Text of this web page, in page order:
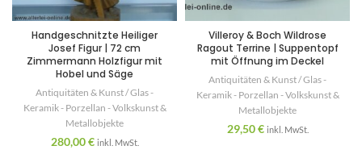
Handgeschnitzte Heiliger
Josef Figur | 72 cm
Zimmermann Holzfigur mit
Hobel und Säge
Antiquitäten & Kunst / Glas -
Keramik - Porzellan - Volkskunst &
Metallobjekte
280,00€ inkl. MwSt.
Villeroy & Boch Wildrose
Ragout Terrine | Suppentopf
mit Öffnung im Deckel
Antiquitäten & Kunst / Glas -
Keramik - Porzellan - Volkskunst &
Metallobjekte
29,50€ inkl. MwSt.